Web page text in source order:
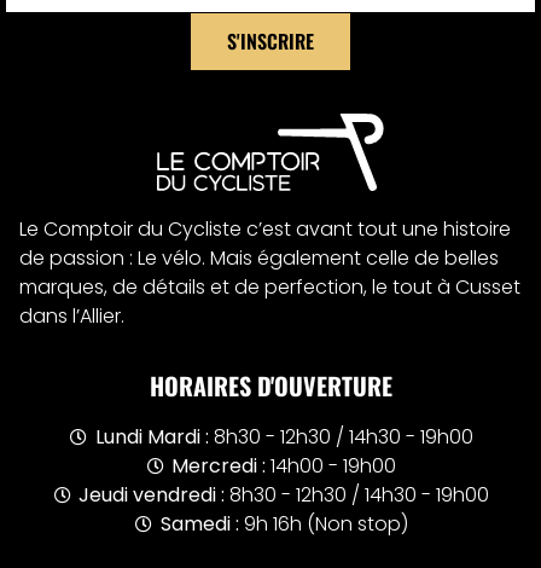
S'INSCRIRE
Le Comptoir du Cycliste c’est avant tout une histoire
de passion : Le vélo. Mais également celle de belles
marques, de détails et de perfection, le tout à Cusset
dans l’Allier.
HORAIRES D'OUVERTURE
Lundi Mardi : 8h30 - 12h30 / 14h30 - 19h00
Mercredi : 14h00 - 19h00
Jeudi vendredi : 8h30 - 12h30 / 14h30 - 19h00
Samedi : 9h 16h (Non stop)